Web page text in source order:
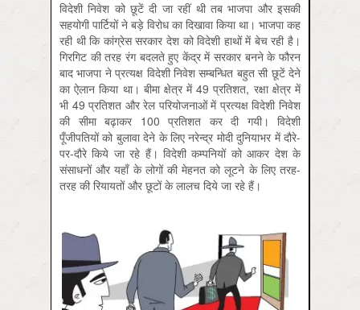
विदेशी निवेश को छूटें दी जा रहीं थी तब भाजपा और इसकी
सहयोगी पार्टियों ने बड़े विरोध का दिखावा किया था। भाजपा कह
रही थी कि कांग्रेस सरकार देश को विदेशी हाथों में बेच रही है।
गिरगिट की तरह रंग बदलते हुए केंद्र में सरकार बनने के फौरन
बाद भाजपा ने प्रत्यक्ष विदेशी निवेश सम्बन्धित बहुत सी छूटें देने
का ऐलान किया था। बीमा क्षेत्र में 49 प्रतिशत, रक्षा क्षेत्र में
भी 49 प्रतिशत और रेल परियोजनाओं में प्रत्यक्ष विदेशी निवेश
की सीमा बढ़ाकर 100 प्रतिशत कर दी गयी। विदेशी
पूँजीपतियों को बुलावा देने के लिए नरेन्द्र मोदी दुनियाभर में दौरे-
पर-दौरे किये जा रहे हैं। विदेशी कम्‍पनियों को आकर देश के
संसाधनों और यहाँ के लोगों की मेहनत को लूटने के लिए तरह-
तरह की रियायतों और छूटों के लालच दिये जा रहे हैं।